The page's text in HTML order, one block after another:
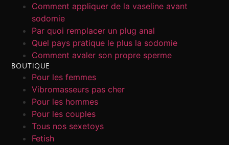
Comment appliquer de la vaseline avant
sodomie
Par quoi remplacer un plug anal
Quel pays pratique le plus la sodomie
Comment avaler son propre sperme
BOUTIQUE
Pour les femmes
Vibromasseurs pas cher
Pour les hommes
Pour les couples
Tous nos sexetoys
Fetish